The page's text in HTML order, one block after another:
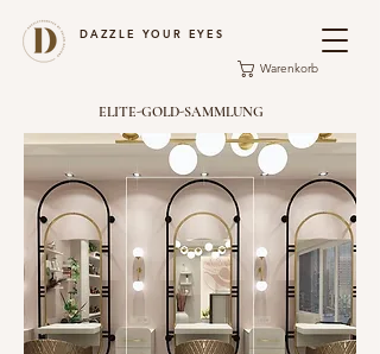
DAZZLE YOUR EYES
Warenkorb
ELITE-GOLD-SAMMLUNG